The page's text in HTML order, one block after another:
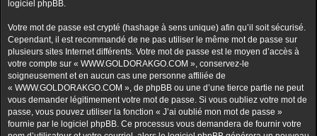
logiciel phpBB.
Votre mot de passe est crypté (hashage à sens unique) afin qu’il soit sécurisé.
Cependant, il est recommandé de ne pas utiliser le même mot de passe sur
plusieurs sites Internet différents. Votre mot de passe est le moyen d’accès à
votre compte sur « WWW.GOLDORAKGO.COM », conservez-le
soigneusement et en aucun cas une personne affiliée de
« WWW.GOLDORAKGO.COM », de phpBB ou une d’une tierce partie ne peut
vous demander légitimement votre mot de passe. Si vous oubliez votre mot de
passe, vous pouvez utiliser la fonction « J’ai oublié mon mot de passe »
fournie par le logiciel phpBB. Ce processus vous demandera de fournir votre